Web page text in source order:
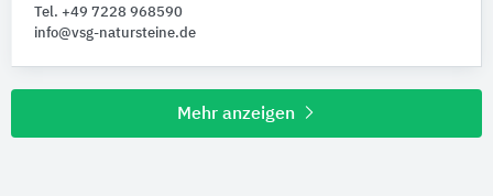
Tel. +49 7228 968590
info@vsg-natursteine.de
Mehr anzeigen